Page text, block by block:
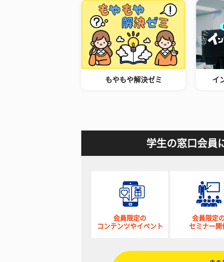
もやもや解決ゼミ イ
学生の窓口会員
会員限定の
コンテンツやイベント
会員限定
セミナー開